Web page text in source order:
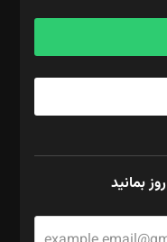
بمانید